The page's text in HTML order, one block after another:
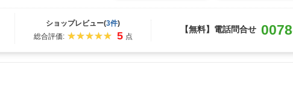
ショップレビュー(3件)
総合評価:
5 点
【無料】電話問合せ